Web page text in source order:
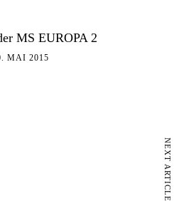
MS EUROPA 2
MAI 2015
NEXT ARTICLE